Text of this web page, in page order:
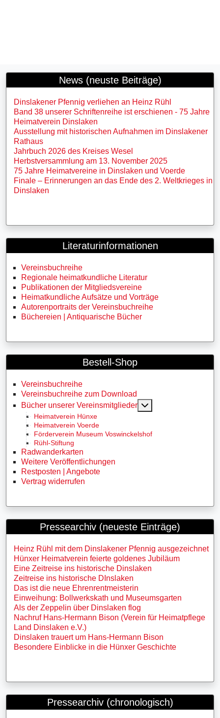
News (neuste Beiträge)
Dinslakener Pfennig verliehen an Heinz Rühl
Band 38 unserer Schriftenreihe ist erschienen - 75 Jahre
Heimatverein Dinslaken
Ausstellung mit historischen Aufnahmen im Dinslakener
Rathaus
Jahrbuch 2026 des Kreises Wesel
Herbstversammlung am 13. November 2025
75 Jahre Heimatvereine in Dinslaken und Voerde
Finale – Erinnerungen an das Ende des 2. Weltkrieges in
Dinslaken
Literaturinformationen
Vereinsbuchreihe
Regionale heimatkundliche Literatur
Publikationen der Mitgliedsvereine
Heimatkundliche Aufsätze und Vorträge
Autorenportraits der Vereinsbuchreihe
Büchereien | Antiquarische Bücher
Bestell-Shop
Vereinsbuchreihe
Vereinsbuchreihe zum Download
Bücher unserer Vereinsmitglieder
Heimatverein Hünxe
Heimatverein Voerde
Förderverein Museum Voswinckelshof
Rühl-Stiftung
Radwanderkarten
Weitere Veröffentlichungen
Restposten | Angebote
Vertrag widerrufen
Pressearchiv (neueste Einträge)
Heinz Rühl mit dem Dinslakener Pfennig ausgezeichnet
Hünxer Heimatverein feierte goldenes Jubiläum
Eine Zeitreise ins historische Dinslaken
Zeitreise ins historische DInslaken
Das ist die neue Ehrenrentmeisterin
Einweihung: Bollwerkskath und Museumsgarten
Als der Zeppelin über Dinslaken flog
Nachruf Hans-Hermann Bison (Verein für Heimatpflege
Land Dinslaken e.V.)
Dinslaken trauert um Hans-Hermann Bison
Besondere Einblicke in die Hünxer Geschichte
Pressearchiv (chronologisch)